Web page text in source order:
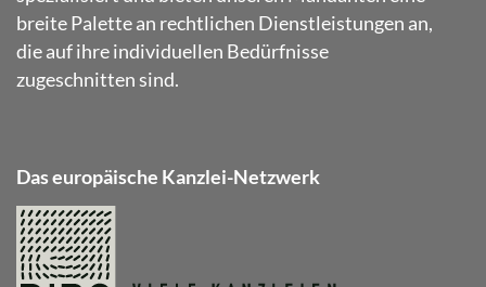
breite Palette an rechtlichen Dienstleistungen an,
die auf ihre individuellen Bedürfnisse
zugeschnitten sind.
Das europäische Kanzlei-Netzwerk